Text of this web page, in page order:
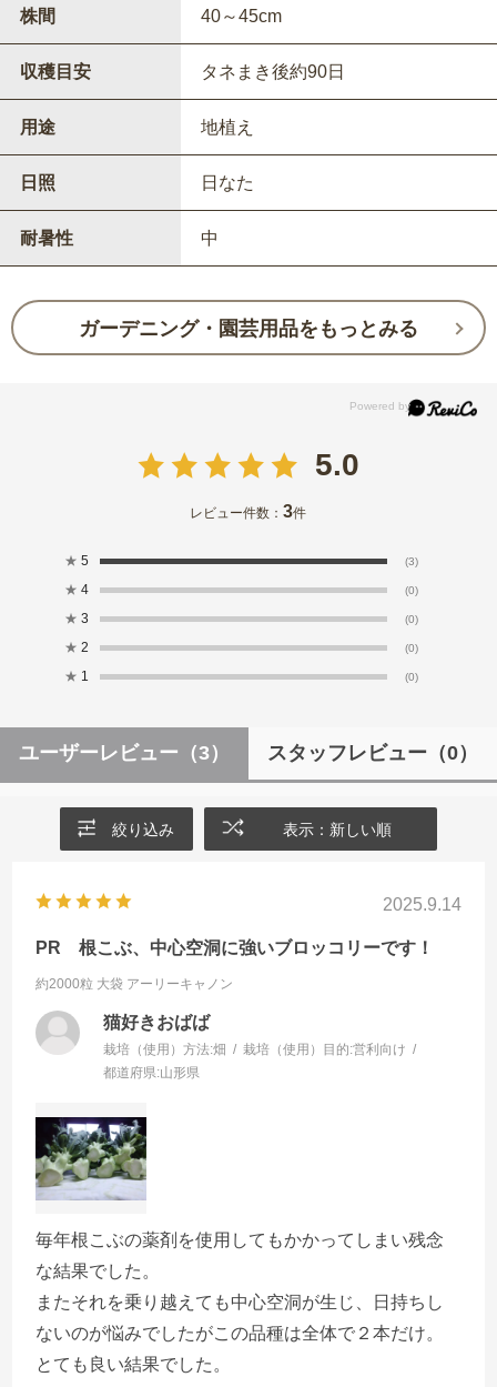
株間 40～45cm
収穫目安 タネまき後約90日
用途 地植え
日照 日なた
耐暑性 中
ガーデニング・園芸用品をもっとみる
5.0
レビュー件数：3件
★ 5 (3)
★ 4 (0)
★ 3 (0)
★ 2 (0)
★ 1 (0)
ユーザーレビュー （3） スタッフレビュー （0）
絞り込み 表示：新しい順
2025.9.14
PR 根こぶ、中心空洞に強いブロッコリーです！
約2000粒 大袋 アーリーキャノン
猫好きおばば
栽培（使用）方法:畑 栽培（使用）目的:営利向け
都道府県:山形県
毎年根こぶの薬剤を使用してもかかってしまい残念
な結果でした。
またそれを乗り越えても中心空洞が生じ、日持ちし
ないのが悩みでしたがこの品種は全体で２本だけ。
とても良い結果でした。